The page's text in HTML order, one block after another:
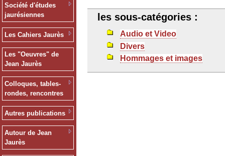
Société d'études
jaurésiennes
Les Cahiers Jaurès
Les "Oeuvres" de
Jean Jaurès
Colloques, tables-
rondes, rencontres
Autres publications
Autour de Jean
Jaurès
les sous-catégories :
Audio et Video
Divers
Hommages et images